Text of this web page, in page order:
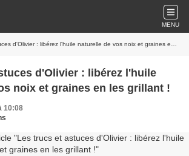
MENU
d'Olivier : libérez l'huile naturelle de vos noix et graines en les grillant !
d'Olivier : libérez l'huile
noix et graines en les grillant !
10:08